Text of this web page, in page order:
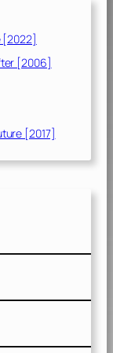
[2022]
[2006]
[2017]